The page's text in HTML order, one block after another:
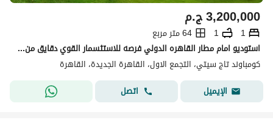
ج.م3,200,000
1
1
64 متر مربع
استوديو امام مطار القاهره الدولي فرصه للاستثسمار القوي دقايق من فندق كيمبنيسكي للبيع بسعر لقطه لفتره محدوده ريسيل من المالك في كمبوند تاج سيتي
كومباوند تاج سيتي، التجمع الاول، القاهرة الجديدة، القاهرة
الإيميل
اتصل